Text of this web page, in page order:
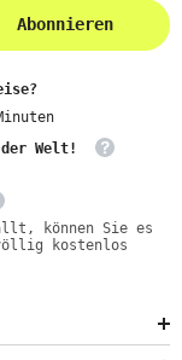
Abonnieren
Welt!
können Sie es
kostenlos